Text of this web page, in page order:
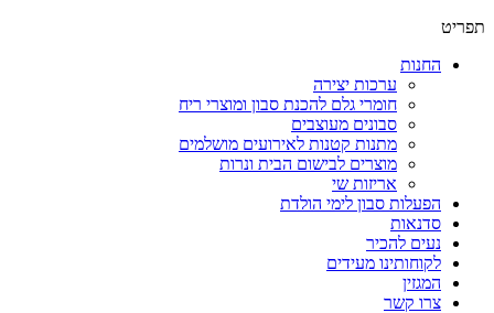
תפריט
החנות
ערכות יצירה
חומרי גלם להכנת סבון ומוצרי ריח
סבונים מעוצבים
מתנות קטנות לאירועים מושלמים
מוצרים לבישום הבית ונרות
אריזות שי
הפעלות סבון לימי הולדת
סדנאות
נעים להכיר
לקוחותינו מעידים
המגזין
צרו קשר